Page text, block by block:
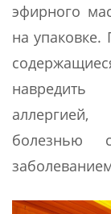
эфирного
на упаковке.
болезнью